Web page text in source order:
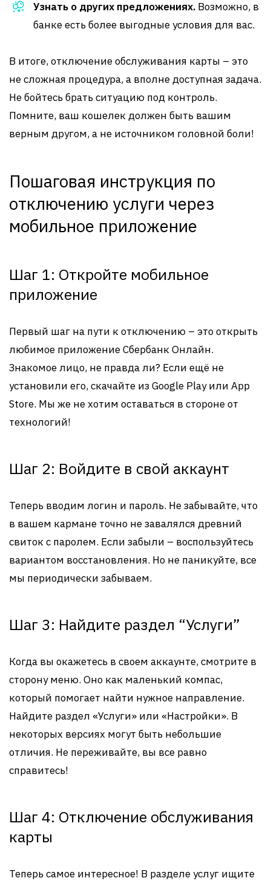
Узнать о других предложениях. Возможно, в
банке есть более выгодные условия для вас.
В итоге, отключение обслуживания карты – это
не сложная процедура, а вполне доступная задача.
Не бойтесь брать ситуацию под контроль.
Помните, ваш кошелек должен быть вашим
верным другом, а не источником головной боли!
Пошаговая инструкция по
отключению услуги через
мобильное приложение
Шаг 1: Откройте мобильное
приложение
Первый шаг на пути к отключению – это открыть
любимое приложение Сбербанк Онлайн.
Знакомое лицо, не правда ли? Если ещё не
установили его, скачайте из Google Play или App
Store. Мы же не хотим оставаться в стороне от
технологий!
Шаг 2: Войдите в свой аккаунт
Теперь вводим логин и пароль. Не забывайте, что
в вашем кармане точно не завалялся древний
свиток с паролем. Если забыли – воспользуйтесь
вариантом восстановления. Но не паникуйте, все
мы периодически забываем.
Шаг 3: Найдите раздел “Услуги”
Когда вы окажетесь в своем аккаунте, смотрите в
сторону меню. Оно как маленький компас,
который помогает найти нужное направление.
Найдите раздел «Услуги» или «Настройки». В
некоторых версиях могут быть небольшие
отличия. Не переживайте, вы все равно
справитесь!
Шаг 4: Отключение обслуживания
карты
Теперь самое интересное! В разделе услуг ищите